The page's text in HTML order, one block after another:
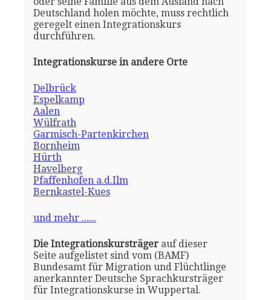
Deutschland holen möchte, muss rechtlich
geregelt einen Integrationskurs
durchführen.
Integrationskurse in andere Orte
Delbrück
Espelkamp
Aalen
Wülfrath
Garmisch-Partenkirchen
Bornheim
Hürth
Havelberg
Pfaffenhofen a.d.Ilm
Bernkastel-Kues
und mehr ......
Die Integrationskursträgerauf dieser
Seite aufgelistet sind vom (BAMF)
Bundesamt für Migration und Flüchtlinge
anerkannter Deutsche Sprachkursträger
für Integrationskurse in Wuppertal.